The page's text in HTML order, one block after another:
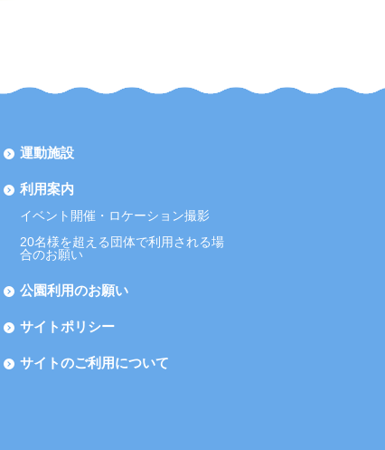
運動施設
利用案内
イベント開催・ロケーション撮影
20名様を超える団体で利用される場
合のお願い
公園利用のお願い
サイトポリシー
サイトのご利用について